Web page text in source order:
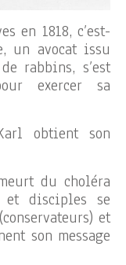
en 1818, c’est-
un avocat issu
rabbins, s’est
exercer sa
obtient son
du choléra
et disciples se
(conservateurs) et
son message